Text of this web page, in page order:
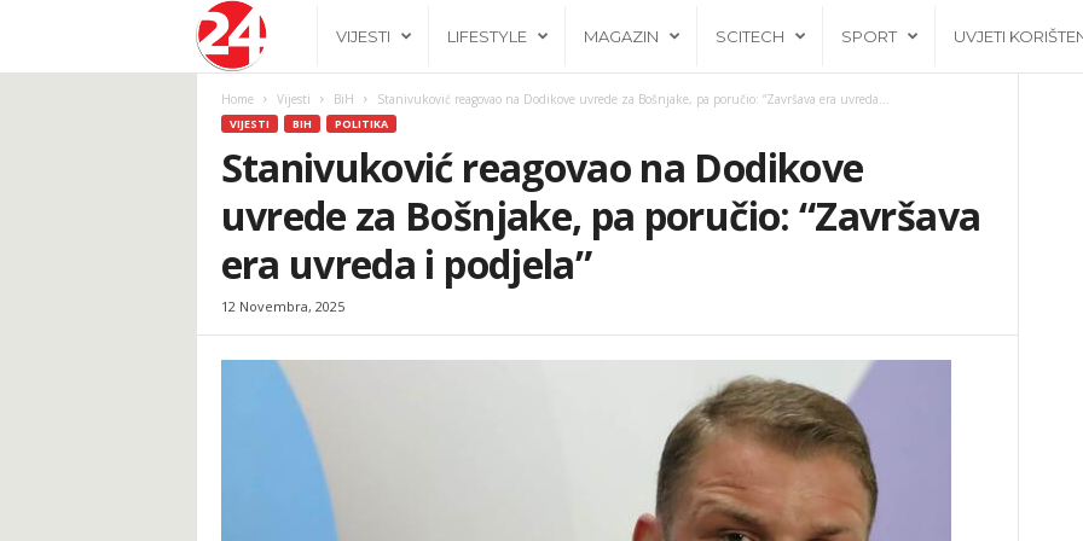
.
b
a
VIJESTI LIFESTYLE MAGAZIN SCITECH SPORT UVJETI
Home Vijesti BiH Stanivuković reagovao na Dodikove uvrede za Bošnjake, pa poručio: “Završava era uvreda...
VIJESTI BIH POLITIKA
Stanivuković reagovao na Dodikove
uvrede za Bošnjake, pa poručio: “Završava
era uvreda i podjela”
12 Novembra, 2025